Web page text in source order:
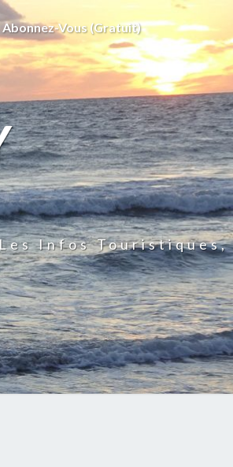
Abonnez-Vous (gratuit)
Infos Touristiques,